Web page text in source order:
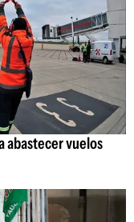
abastecer vuelos